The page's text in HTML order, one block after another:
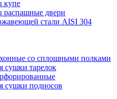
купе
двери
стали AISI 304
со сплошными полками
сушки тарелок
сушки подносов